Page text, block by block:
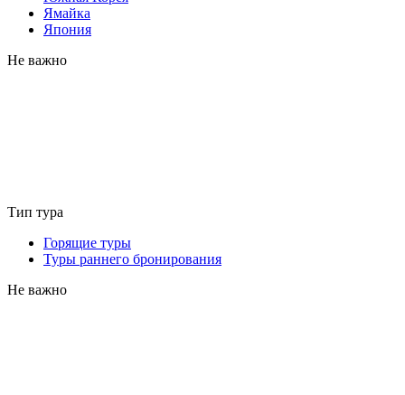
Ямайка
Япония
Не важно
Тип тура
Горящие туры
Туры раннего бронирования
Не важно